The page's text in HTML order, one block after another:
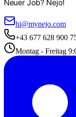
Neuer Job? Nejo!
hi@mynejo.com
+43 677 628 900
Montag - Freitag